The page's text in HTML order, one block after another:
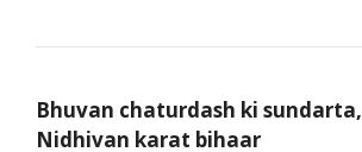
Bhuvan chaturdash ki sundarta,
Nidhivan karat bihaar